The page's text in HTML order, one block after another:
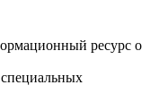
ресурс о